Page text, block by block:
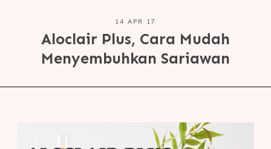
14 APR 17
Aloclair Plus, Cara Mudah
Menyembuhkan Sariawan